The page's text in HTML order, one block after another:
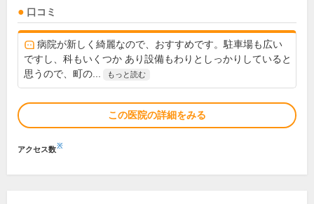
口コミ
病院が新しく綺麗なので、おすすめです。駐車場も広い
ですし、科もいくつか あり設備もわりとしっかりしていると
思うので、町の...
もっと読む
この医院の詳細をみる
アクセス数※